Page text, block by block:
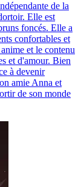
de la
Elle est
foncés. Elle a
confortables et
et le contenu
et d'amour. Bien
à devenir
amie Anna et
de son monde